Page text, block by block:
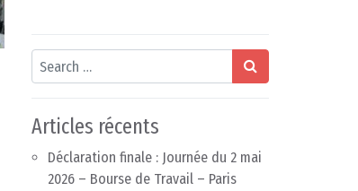
Search
Articles récents
Déclaration finale : Journée du 2 mai
2026 – Bourse de Travail – Paris